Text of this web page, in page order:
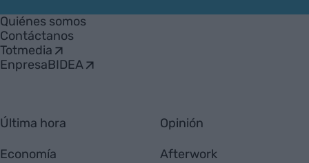
Empresa
Quiénes somos
Contáctanos
Totmedia
EnpresaBIDEA
Última hora
Economía
Opinión
Afterwork